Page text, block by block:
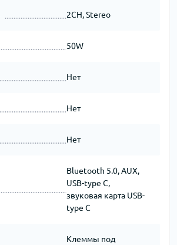
2CH, Stereo
50W
Нет
Нет
Нет
Bluetooth 5.0, AUX,
USB-type C,
звуковая карта USB-
type C
Клеммы под